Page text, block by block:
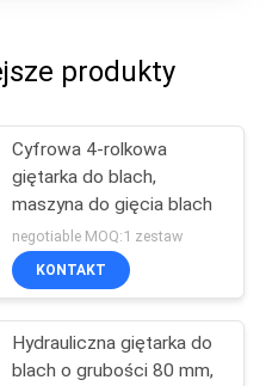
produkty
Cyfrowa 4-rolkowa
giętarka do blach,
maszyna do gięcia blach
negotiable MOQ:1 zestaw
KONTAKT
Hydrauliczna giętarka do
blach o grubości 80 mm,